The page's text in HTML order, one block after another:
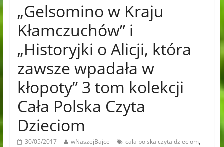
„Gelsomino w Kraju
Kłamczuchów” i
„Historyjki o Alicji, która
zawsze wpadała w
kłopoty” 3 tom kolekcji
Cała Polska Czyta
Dzieciom
30/05/2017 wNaszejBajce cała polska czyta dzieciom,